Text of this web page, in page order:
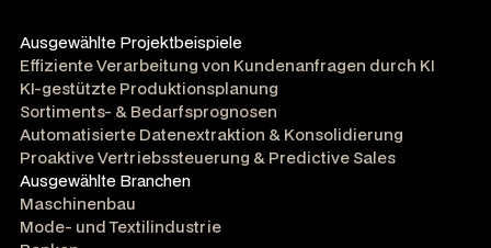
Ausgewählte Projektbeispiele
Effiziente Verarbeitung von Kundenanfragen durch KI
KI-gestützte Produktionsplanung
Sortiments- & Bedarfsprognosen
Automatisierte Datenextraktion & Konsolidierung
Proaktive Vertriebssteuerung & Predictive Sales
Ausgewählte Branchen
Maschinenbau
Mode- und Textilindustrie